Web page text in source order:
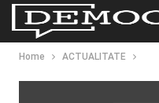
Home ACTUALITATE